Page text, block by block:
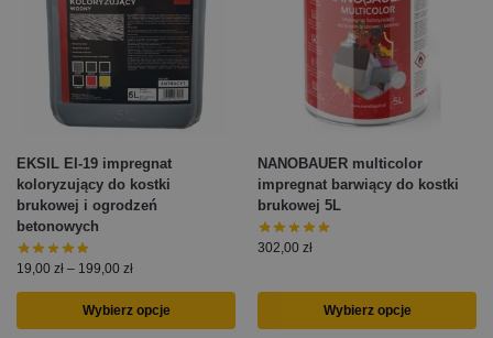
EKSIL EI-19 impregnat
koloryzujący do kostki
brukowej i ogrodzeń
betonowych
19,00 zł – 199,00 zł
Wybierz opcje
NANOBAUER multicolor
impregnat barwiący do kostki
brukowej 5L
302,00 zł
Wybierz opcje